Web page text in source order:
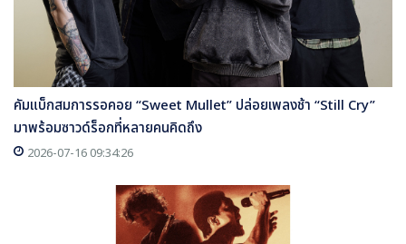
คัมแบ็กสมการรอคอย “Sweet Mullet” ปล่อยเพลงช้า “Still Cry”
มาพร้อมซาวด์ร็อกที่หลายคนคิดถึง
2026-07-16 09:34:26